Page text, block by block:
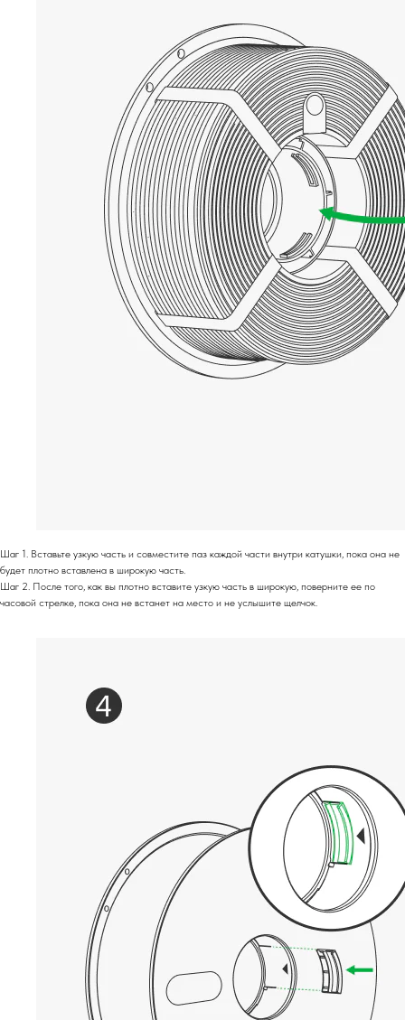
Шаг 1. Вставьте узкую часть и совместите паз каждой части внутри катушки, пока она не
будет плотно вставлена ​​в широкую часть.
Шаг 2. После того, как вы плотно вставите узкую часть в широкую, поверните ее по
часовой стрелке, пока она не встанет на место и не услышите щелчок.